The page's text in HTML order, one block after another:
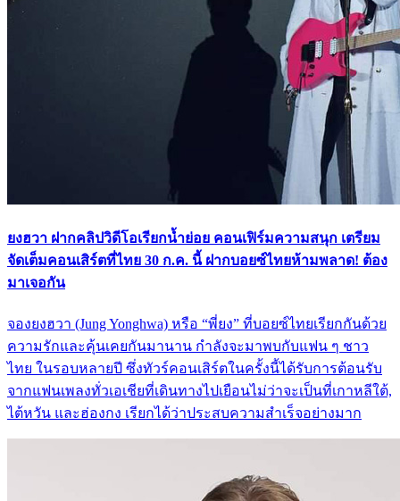
ยงฮวา ฝากคลิปวิดีโอเรียกน้ำย่อย คอนเฟิร์มความสนุก เตรียม
จัดเต็มคอนเสิร์ตที่ไทย 30 ก.ค. นี้ ฝากบอยซ์ไทยห้ามพลาด! ต้อง
มาเจอกัน
จองยงฮวา (Jung Yonghwa) หรือ “พี่ยง” ที่บอยซ์ไทยเรียกกันด้วย
ความรักและคุ้นเคยกันมานาน กำลังจะมาพบกับแฟน ๆ ชาว
ไทย ในรอบหลายปี ซึ่งทัวร์คอนเสิร์ตในครั้งนี้ได้รับการต้อนรับ
จากแฟนเพลงทั่วเอเชียที่เดินทางไปเยือนไม่ว่าจะเป็นที่เกาหลีใต้,
ไต้หวัน และฮ่องกง เรียกได้ว่าประสบความสำเร็จอย่างมาก